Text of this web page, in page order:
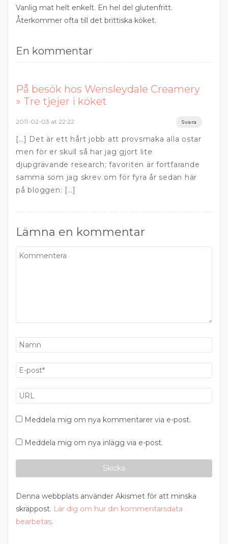
Vanlig mat helt enkelt. En hel del glutenfritt.
Återkommer ofta till det brittiska köket.
En kommentar
På besök hos Wensleydale Creamery
» Tre tjejer i köket
2011-02-03 at 22:22 Svara
[…] Det är ett hårt jobb att provsmaka alla ostar
men för er skull så har jag gjort lite
djupgrävande research; favoriten är fortfarande
samma som jag skrev om för fyra år sedan här
på bloggen: […]
Lämna en kommentar
Meddela mig om nya kommentarer via e-post.
Meddela mig om nya inlägg via e-post.
Denna webbplats använder Akismet för att minska
skräppost. Lär dig om hur din kommentarsdata
bearbetas.